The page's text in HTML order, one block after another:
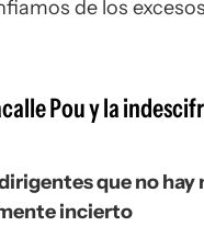
de los
veces, también de
Pou y la
que no hay
incierto